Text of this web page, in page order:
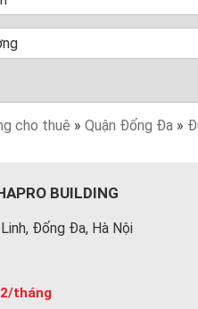
cho thuê » Quận Đống Đa»
BUILDING
Đống Đa, Hà Nội
tháng